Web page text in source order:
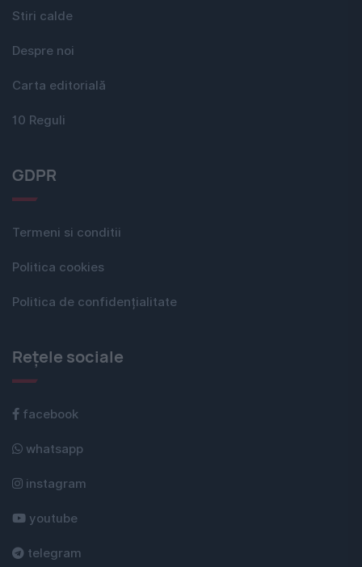
Stiri calde
Despre noi
Carta editorială
10 Reguli
GDPR
Termeni si conditii
Politica cookies
Politica de confidențialitate
Rețele sociale
facebook
whatsapp
instagram
youtube
telegram